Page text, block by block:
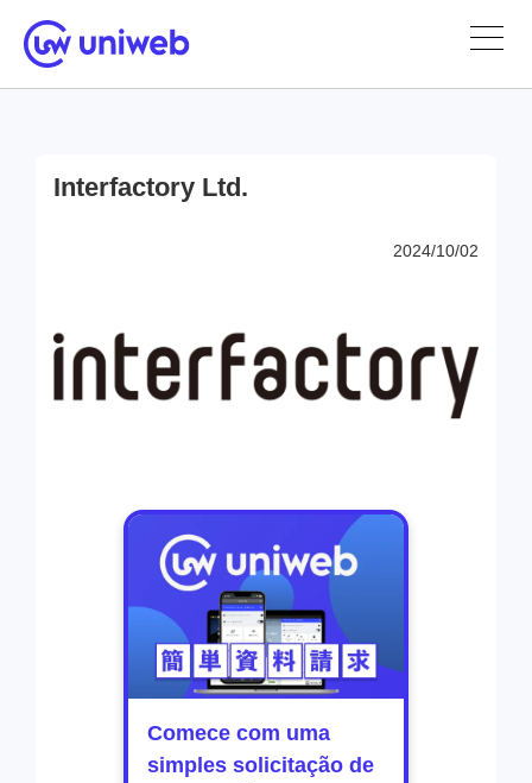
Interfactory Ltd.
2024/10/02
Comece com uma
simples solicitação de